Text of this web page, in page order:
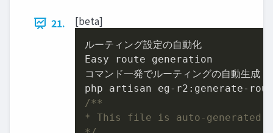
21. [beta]
ルーティング設定の自動化
Easy route generation
コマンド一発でルーティングの自動生成
/**
* This file is auto-generated.